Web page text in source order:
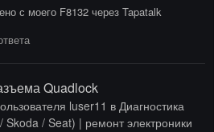
с моего F8132 через Tapatalk
Quadlock
luser11 в Диагностика
Skoda / Seat) | ремонт электроники